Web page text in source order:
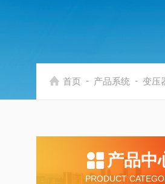
首页 - 产品系统 - 变压
产品中
PRODUCT